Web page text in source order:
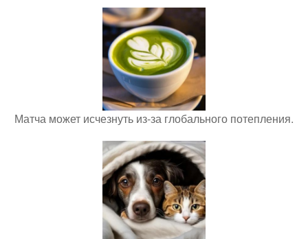
Матча может исчезнуть из-за глобального потепления.